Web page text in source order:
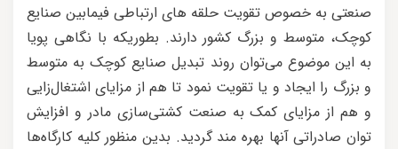
صنعتی به خصوص تقویت حلقه های ارتباطی فیمابین صنایع
کوچک، متوسط و بزرگ کشور دارند. بطوریکه با نگاهی پویا
به این موضوع می‌توان روند تبدیل صنایع کوچک به متوسط
و بزرگ را ایجاد و یا تقویت نمود تا هم از مزایای اشتغال‌زایی
و هم از مزایای کمک به صنعت کشتی‌سازی مادر و افزایش
توان صادراتی آنها بهره‌ مند گردید. بدین منظور کلیه کارگاه‌ها